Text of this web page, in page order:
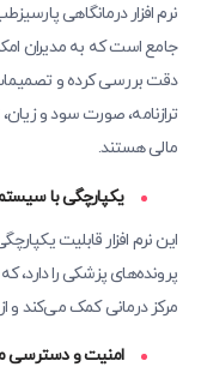
نرم افزار درمانگاهی
جامع است که به مدیران
دقت بررسی کرده و
ترازنامه، صورت سود و
مالی هستند.
یکپارچگی با
این نرم افزار قابلیت
پرونده‌های پزشکی را
مرکز درمانی کمک می‌کند و
امنیت و دسترسی